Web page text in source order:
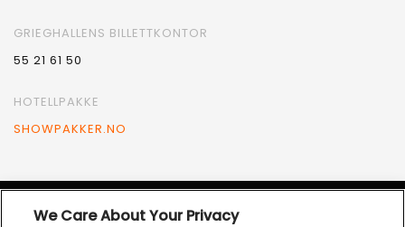
GRIEGHALLENS BILLETTKONTOR
55 21 61 50
HOTELLPAKKE
SHOWPAKKER.NO
We Care About Your Privacy